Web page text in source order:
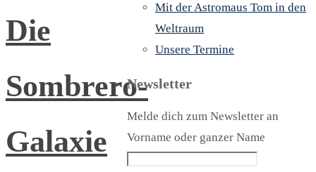
Die
Sombrero-
Galaxie
Mit der Astromaus Tom in den
Weltraum
Unsere Termine
Newsletter
Melde dich zum Newsletter an
Vorname oder ganzer Name